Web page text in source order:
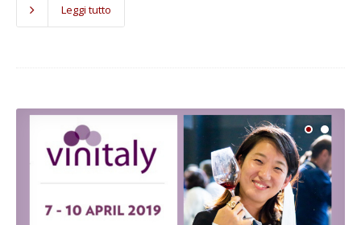
Leggi tutto